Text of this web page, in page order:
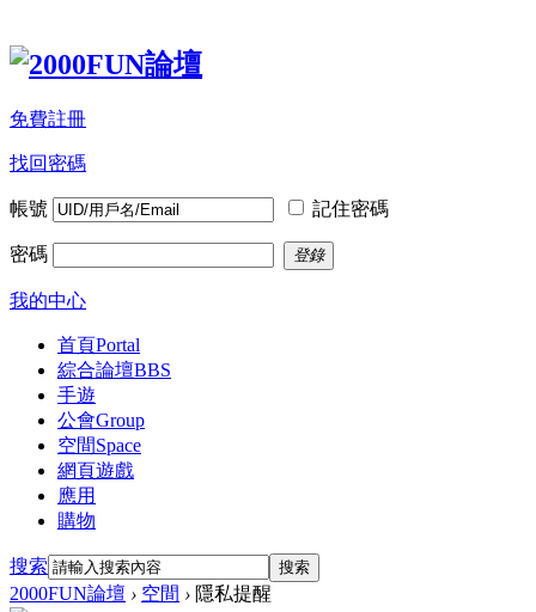
免費註冊
找回密碼
帳號 記住密碼
密碼 登錄
我的中心
首頁Portal
綜合論壇BBS
手遊
公會Group
空間Space
網頁遊戲
應用
購物
搜索 搜索
2000FUN論壇 › 空間 › 隱私提醒